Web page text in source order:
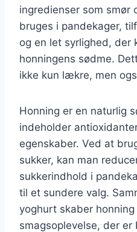
ingredienser som smør
bruges i pandekager,
og en let syrlighed, der
honningens sødme.
ikke kun lækre, men
Honning er en naturlig
indeholder
egenskaber. Ved at
sukker, kan man
sukkerindhold i
til et sundere valg.
yoghurt skaber
smagsoplevelse, der